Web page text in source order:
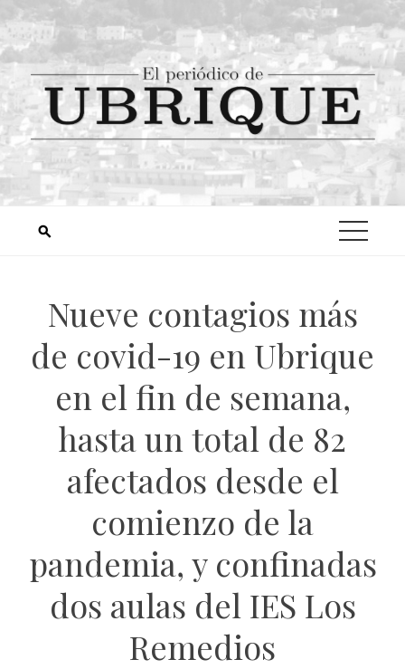
Nueve contagios más
de covid-19 en Ubrique
en el fin de semana,
hasta un total de 82
afectados desde el
comienzo de la
pandemia, y confinadas
dos aulas del IES Los
Remedios